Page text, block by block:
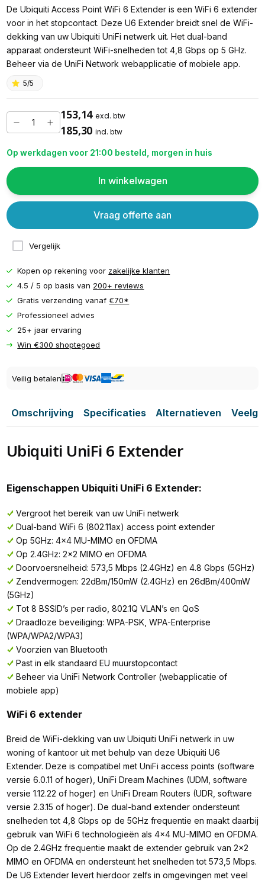
De Ubiquiti Access Point WiFi 6 Extender is een WiFi 6 extender
voor in het stopcontact. Deze U6 Extender breidt snel de WiFi-
dekking van uw Ubiquiti UniFi netwerk uit. Het dual-band
apparaat ondersteunt WiFi-snelheden tot 4,8 Gbps op 5 GHz.
Beheer via de UniFi Network webapplicatie of mobiele app.
5/5
153,14 excl. btw
185,30 incl. btw
Op werkdagen voor 21:00 besteld, morgen in huis
In winkelwagen
Vergelijk
Vraag offerte aan
Kopen op rekening voor zakelijke klanten
4.5 / 5 op basis van 200+ reviews
Gratis verzending vanaf€70*
Professioneel advies
25+ jaar ervaring
Win €300 shoptegoed
Veilig betalen
Omschrijving Specificaties Alternatieven
Ubiquiti UniFi 6 Extender
Eigenschappen Ubiquiti UniFi 6 Extender:
Vergroot het bereik van uw UniFi netwerk
Dual-band WiFi 6 (802.11ax) access point extender
Op 5GHz: 4x4 MU-MIMO en OFDMA
Op 2.4GHz: 2x2 MIMO en OFDMA
Doorvoersnelheid: 573,5 Mbps (2.4GHz) en 4.8 Gbps (5GHz)
Zendvermogen: 22dBm/150mW (2.4GHz) en 26dBm/400mW
(5GHz)
Tot 8 BSSID’s per radio, 802.1Q VLAN’s en QoS
Draadloze beveiliging: WPA-PSK, WPA-Enterprise
(WPA/WPA2/WPA3)
Voorzien van Bluetooth
Past in elk standaard EU muurstopcontact
Beheer via UniFi Network Controller (webapplicatie of
mobiele app)
WiFi 6 extender
Breid de WiFi-dekking van uw Ubiquiti UniFi netwerk in uw
woning of kantoor uit met behulp van deze Ubiquiti U6
Extender. Deze is compatibel met UniFi access points (software
versie 6.0.11 of hoger), UniFi Dream Machines (UDM, software
versie 1.12.22 of hoger) en UniFi Dream Routers (UDR, software
versie 2.3.15 of hoger). De dual-band extender ondersteunt
snelheden tot 4,8 Gbps op de 5GHz frequentie en maakt daarbij
gebruik van WiFi 6 technologieën als 4x4 MU-MIMO en OFDMA.
Op de 2.4GHz frequentie maakt de extender gebruik van 2x2
MIMO en OFDMA en ondersteunt het snelheden tot 573,5 Mbps.
De U6 Extender levert hierdoor zelfs in omgevingen met veel